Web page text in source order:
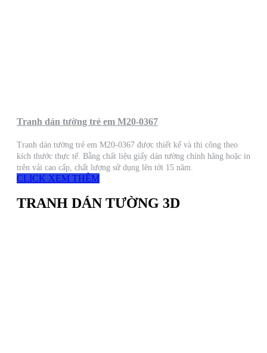
Tranh dán tường trẻ em M20-0367
Tranh dán tường trẻ em M20-0367 được thiết kế và thi công theo
kích thước thực tế. Bằng chất liệu giấy dán tường chính hãng hoặc in
trên vải cao cấp, chất lượng sử dụng lên tới 15 năm.
CLICK XEM THÊM
TRANH DÁN TƯỜNG 3D